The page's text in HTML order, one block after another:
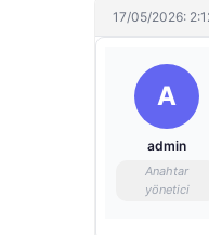
17/05/2026:
A
admin
Anahtar
yönetici